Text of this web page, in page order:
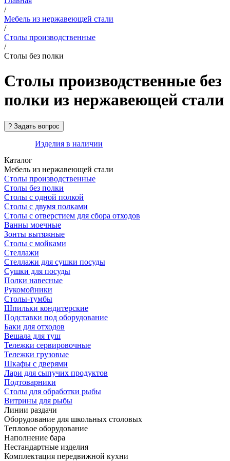
/
Мебель из нержавеющей стали
/
Столы производственные
/
Столы без полки
Столы производственные без
полки из нержавеющей стали
Изделия в наличии
Каталог
Мебель из нержавеющей стали
Столы производственные
Столы без полки
Столы с одной полкой
Столы с двумя полками
Столы с отверстием для сбора отходов
Ванны моечные
Зонты вытяжные
Столы с мойками
Стеллажи
Стеллажи для сушки посуды
Сушки для посуды
Полки навесные
Рукомойники
Столы-тумбы
Шпильки кондитерские
Подставки под оборудование
Баки для отходов
Вешала для туш
Тележки сервировочные
Тележки грузовые
Шкафы с дверями
Лари для сыпучих продуктов
Подтоварники
Столы для обработки рыбы
Витрины для рыбы
Линии раздачи
Оборудование для школьных столовых
Тепловое оборудование
Наполнение бара
Нестандартные изделия
Комплектация передвижной кухни